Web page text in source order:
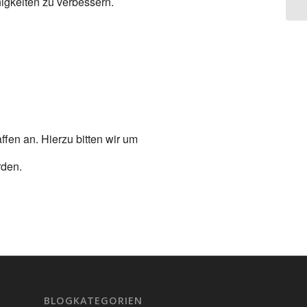
an. Hierzu bitten wir um
BLOGKATEGORIEN